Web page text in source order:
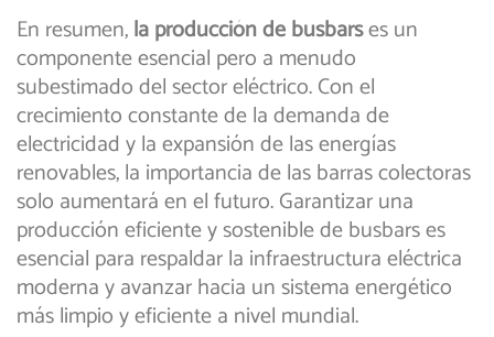
En resumen,la producción de busbarses un
componente esencial pero a menudo
subestimado del sector eléctrico. Con el
crecimiento constante de la demanda de
electricidad y la expansión de las energías
renovables, la importancia de las barras colectoras
solo aumentará en el futuro. Garantizar una
producción eficiente y sostenible de busbars es
esencial para respaldar la infraestructura eléctrica
moderna y avanzar hacia un sistema energético
más limpio y eficiente a nivel mundial.